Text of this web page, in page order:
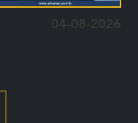
04-08-2026